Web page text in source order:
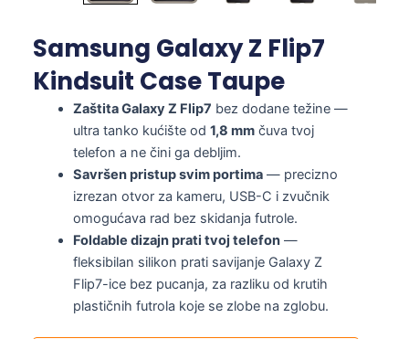
Samsung Galaxy Z Flip7
Kindsuit Case Taupe
Zaštita Galaxy Z Flip7 bez dodane težine —
ultra tanko kućište od 1,8 mmčuva tvoj
telefon a ne čini ga debljim.
Savršen pristup svim portima— precizno
izrezan otvor za kameru, USB-C i zvučnik
omogućava rad bez skidanja futrole.
Foldable dizajn prati tvoj telefon—
fleksibilan silikon prati savijanje Galaxy Z
Flip7-ice bez pucanja, za razliku od krutih
plastičnih futrola koje se zlobe na zglobu.